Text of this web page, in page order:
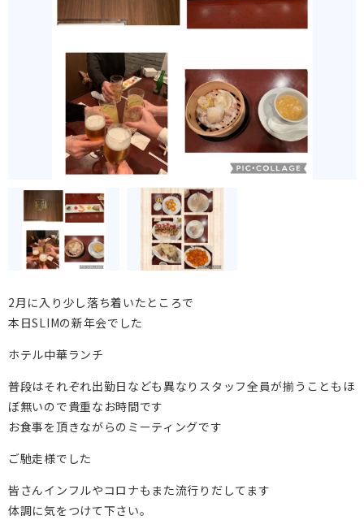
2月に入り少し落ち着いたところで
本日SLIMの新年会でした
ホテル中華ランチ
普段はそれぞれ出勤日なども異なりスタッフ全員が揃うこともほ
ぼ無いので貴重なお時間です
お食事を頂きながらのミーティングです
ご馳走様でした
皆さんインフルやコロナもまた流行りだしてます
体調に気をつけて下さい。